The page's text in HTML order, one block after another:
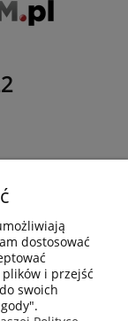
dostosować
i przejść
swoich